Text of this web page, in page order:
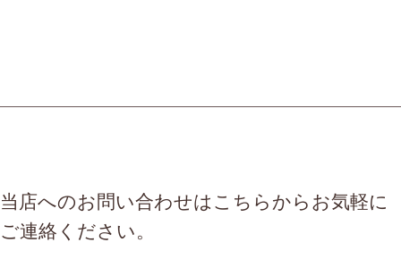
当店へのお問い合わせはこちらからお気軽に
ご連絡ください。